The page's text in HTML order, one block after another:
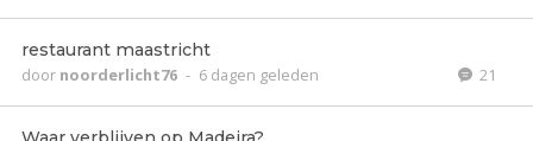
restaurant maastricht
door noorderlicht76 - 6 dagen geleden 21